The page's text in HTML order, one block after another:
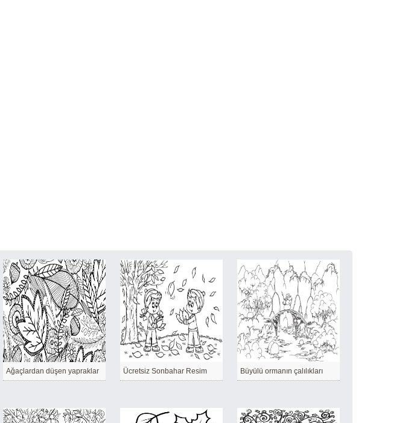
Ağaçlardan düşen yapraklar Ücretsiz Sonbahar Resim Büyülü ormanın çalılıkları